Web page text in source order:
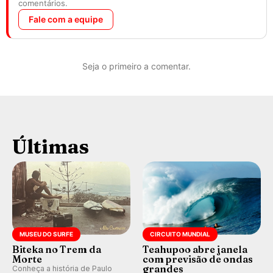
comentários.
Fale com a equipe
Seja o primeiro a comentar.
Últimas
MUSEU DO SURFE
Biteka no Trem da
Morte
Conheça a história de Paulo
CIRCUITO MUNDIAL
Teahupoo abre janela
com previsão de ondas
grandes